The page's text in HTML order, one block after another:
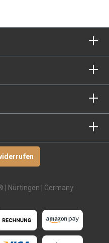
| Nürtingen | Germany